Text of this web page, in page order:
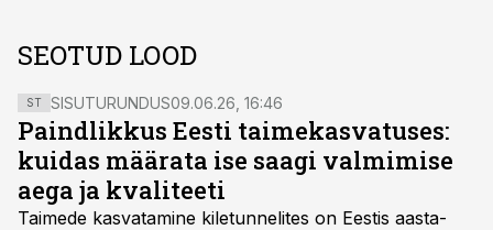
SEOTUD LOOD
ST SISUTURUNDUS09.06.26, 16:46
Paindlikkus Eesti taimekasvatuses:
kuidas määrata ise saagi valmimise
aega ja kvaliteeti
Taimede kasvatamine kiletunnelites on Eestis aasta-